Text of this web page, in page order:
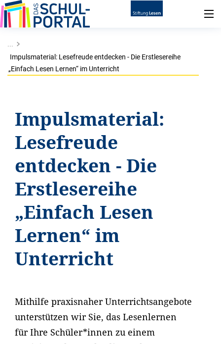
...
Impulsmaterial: Lesefreude entdecken - Die Erstlesereihe
„Einfach Lesen Lernen“ im Unterricht
Impulsmaterial:
Lesefreude
entdecken - Die
Erstlesereihe
„Einfach Lesen
Lernen“ im
Unterricht
Mithilfe praxisnaher Unterrichtsangebote
unterstützen wir Sie, das Lesenlernen
für Ihre Schüler*innen zu einem